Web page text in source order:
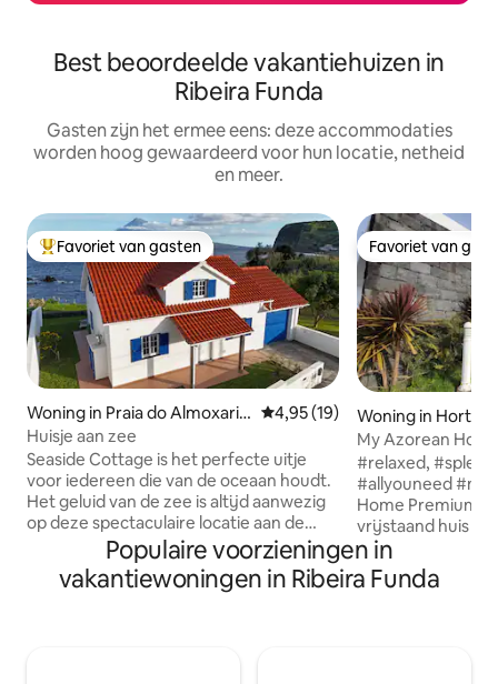
Best beoordeelde vakantiehuizen in
Ribeira Funda
Gasten zijn het ermee eens: deze accommodaties
worden hoog gewaardeerd voor hun locatie, netheid
en meer.
Topfavoriet van gasten
Favoriet van gasten
Woning in Praia do Almoxarif
e
Gemiddelde beoordeling van
4,95 (19)
Huisje aan zee
Seaside Cottage is het perfecte uitje
voor iedereen die van de oceaan houdt.
Het geluid van de zee is altijd aanwezig
op deze spectaculaire locatie aan de
kliffen, waar eindeloos uitzicht op Pico
Island en de blauwe Atlantische Oceaan
de zintuigen kalmeren. Geniet's
Favoriet van
Favoriet van
Woning in Horta
My Azorean
#relaxed,
#allyouneed #nature
Home Premium '
vrijstaand huis
prachtig uitzicht
Oceaan met
Het bestaat uit 1
Populaire voorzieningen in
vakantiewoningen in Ribeira Funda